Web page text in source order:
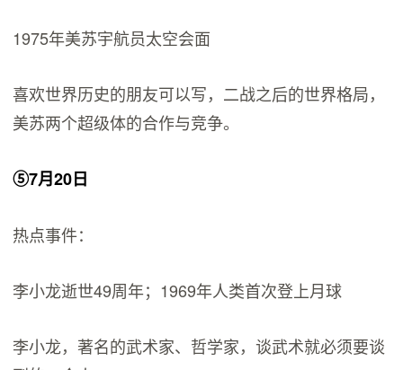
1975年美苏宇航员太空会面
喜欢世界历史的朋友可以写，二战之后的世界格局，
美苏两个超级体的合作与竞争。
⑤7月20日
热点事件：
李小龙逝世49周年；1969年人类首次登上月球
李小龙，著名的武术家、哲学家，谈武术就必须要谈